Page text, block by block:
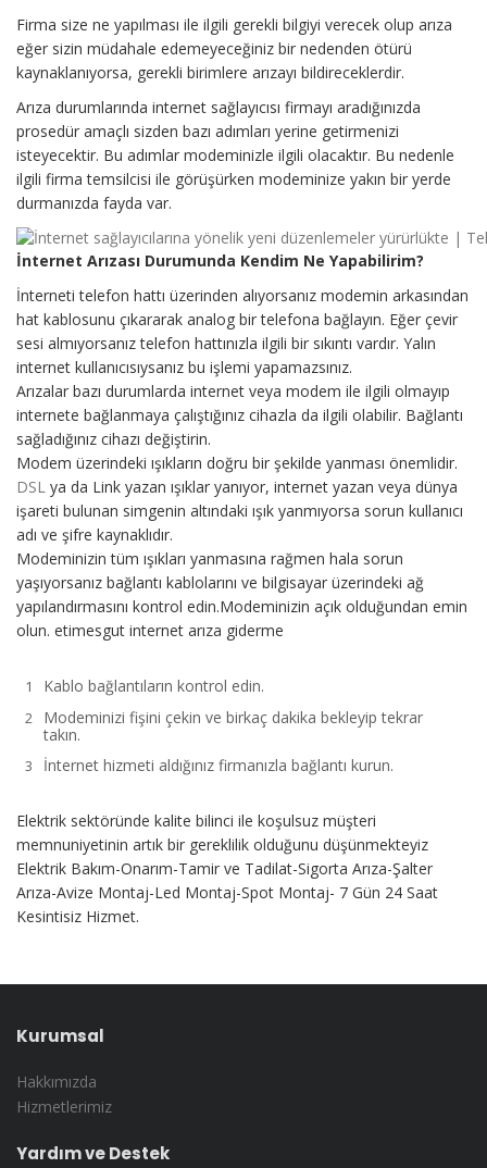
Firma size ne yapılması ile ilgili gerekli bilgiyi verecek olup arıza
eğer sizin müdahale edemeyeceğiniz bir nedenden ötürü
kaynaklanıyorsa, gerekli birimlere arızayı bildireceklerdir.
Arıza durumlarında internet sağlayıcısı firmayı aradığınızda
prosedür amaçlı sizden bazı adımları yerine getirmenizi
isteyecektir. Bu adımlar modeminizle ilgili olacaktır. Bu nedenle
ilgili firma temsilcisi ile görüşürken modeminize yakın bir yerde
durmanızda fayda var.
İnternet Arızası Durumunda Kendim Ne Yapabilirim?
İnterneti telefon hattı üzerinden alıyorsanız modemin arkasından
hat kablosunu çıkararak analog bir telefona bağlayın. Eğer çevir
sesi almıyorsanız telefon hattınızla ilgili bir sıkıntı vardır. Yalın
internet kullanıcısıysanız bu işlemi yapamazsınız.
Arızalar bazı durumlarda internet veya modem ile ilgili olmayıp
internete bağlanmaya çalıştığınız cihazla da ilgili olabilir. Bağlantı
sağladığınız cihazı değiştirin.
Modem üzerindeki ışıkların doğru bir şekilde yanması önemlidir.
DSL ya da Link yazan ışıklar yanıyor, internet yazan veya dünya
işareti bulunan simgenin altındaki ışık yanmıyorsa sorun kullanıcı
adı ve şifre kaynaklıdır.
Modeminizin tüm ışıkları yanmasına rağmen hala sorun
yaşıyorsanız bağlantı kablolarını ve bilgisayar üzerindeki ağ
yapılandırmasını kontrol edin.Modeminizin açık olduğundan emin
olun. etimesgut internet arıza giderme
Kablo bağlantıların kontrol edin.
Modeminizi fişini çekin ve birkaç dakika bekleyip tekrar
takın.
İnternet hizmeti aldığınız firmanızla bağlantı kurun.
Elektrik sektöründe kalite bilinci ile koşulsuz müşteri
memnuniyetinin artık bir gereklilik olduğunu düşünmekteyiz
Elektrik Bakım-Onarım-Tamir ve Tadilat-Sigorta Arıza-Şalter
Arıza-Avize Montaj-Led Montaj-Spot Montaj- 7 Gün 24 Saat
Kesintisiz Hizmet.
Kurumsal
Hakkımızda
Hizmetlerimiz
Yardım ve Destek